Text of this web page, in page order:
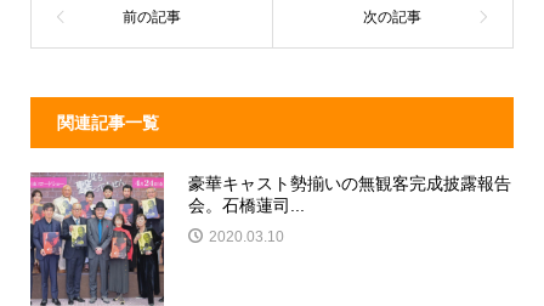
k
関連記事一覧
豪華キャスト勢揃いの無観客完成披露報告
会。石橋蓮司...
2020.03.10